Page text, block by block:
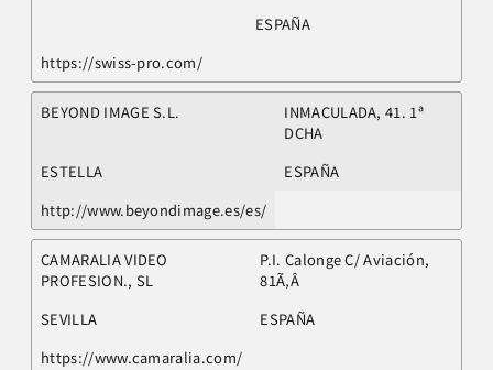
ESPAÑA
https://swiss-pro.com/
BEYOND IMAGE S.L.
INMACULADA, 41. 1ª
DCHA
ESTELLA
ESPAÑA
http://www.beyondimage.es/es/
CAMARALIA VIDEO
PROFESION., SL
P.I. Calonge C/ Aviación,
81Ã‚Â
SEVILLA
ESPAÑA
https://www.camaralia.com/